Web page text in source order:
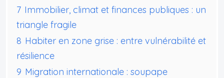
7 Immobilier, climat et finances publiques : un
triangle fragile
8 Habiter en zone grise : entre vulnérabilité et
résilience
9 Migration internationale : soupape